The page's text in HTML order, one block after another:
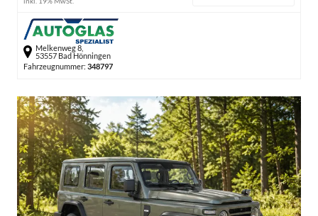
Melkenweg 8,
53557 Bad Hönningen
Fahrzeugnummer: 348797